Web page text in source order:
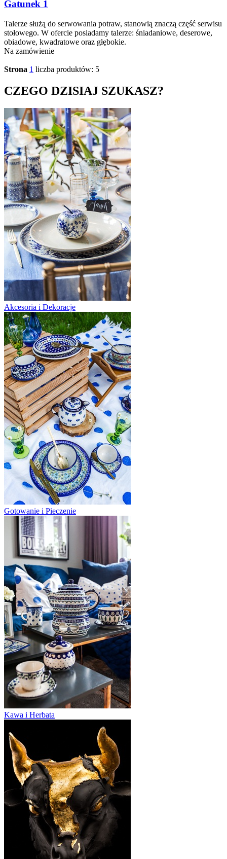
Gatunek 1
Talerze służą do serwowania potraw, stanowią znaczą część serwisu
stołowego. W ofercie posiadamy talerze: śniadaniowe, deserowe,
obiadowe, kwadratowe oraz głębokie.
Na zamówienie
Strona 1 liczba produktów: 5
CZEGO DZISIAJ SZUKASZ?
Akcesoria i Dekoracje
Gotowanie i Pieczenie
Kawa i Herbata